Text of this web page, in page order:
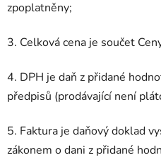
zpoplatněny;
3. Celková cena je součet
4. DPH je daň z přidané
předpisů (prodávající není
5. Faktura je daňový doklad
zákonem o dani z přidané